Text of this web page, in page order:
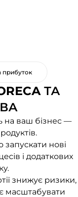
прибуток
ТА
на ваш бізнес —
нові
і додаткових
знижує ризики,
масштабувати